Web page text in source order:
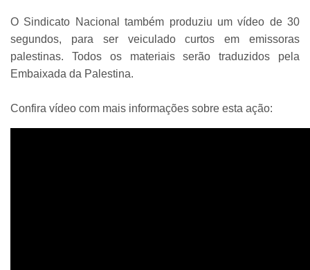
O Sindicato Nacional também produziu um vídeo de 30
segundos, para ser veiculado curtos em emissoras
palestinas. Todos os materiais serão traduzidos pela
Embaixada da Palestina.
Confira vídeo com mais informações sobre esta ação: